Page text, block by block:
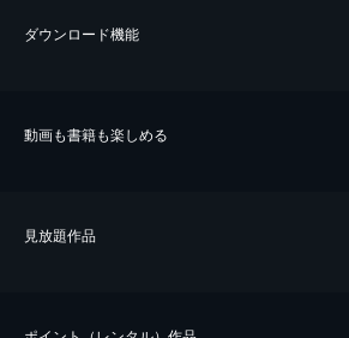
ダウンロード機能
動画も書籍も楽しめる
⾒放題作品